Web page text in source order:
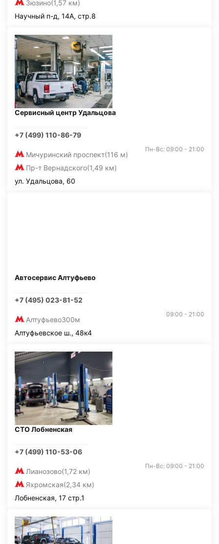
Зюзино(1,57 км)
Научный п-д, 14А, стр.8
Сервисный центр Удальцова
+7 (499) 110-86-79
Мичуринский проспект(116 м)
Пр-т Вернадского(1,49 км)
Пн-Вс: 09:00 - 21:00
ул. Удальцова, 60
Автосервис Алтуфьево
+7 (495) 023-81-52
Алтуфьево300м
09:00 - 21:00
Алтуфьевское ш., 48к4
СТО Лобненская
+7 (499) 110-53-06
Лианозово(1,72 км)
Яхромская(2,34 км)
Пн-Вс: 09:00 - 21:00
Лобненская, 17 стр.1